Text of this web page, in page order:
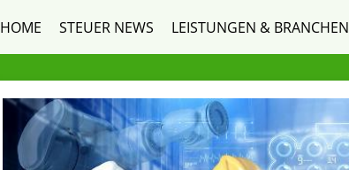
HOME STEUER NEWS LEISTUNGEN & BRANCHEN